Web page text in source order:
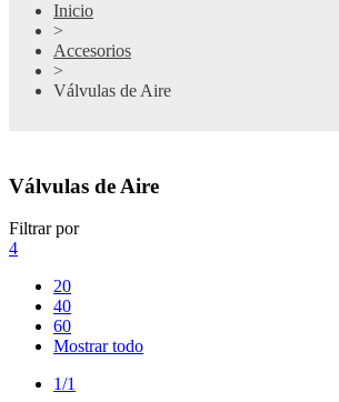
Inicio
>
Accesorios
>
Válvulas de Aire
Válvulas de Aire
Filtrar por
4
20
40
60
Mostrar todo
1/1